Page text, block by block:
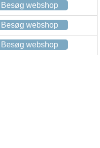
Besøg webshop
Besøg webshop
Besøg webshop